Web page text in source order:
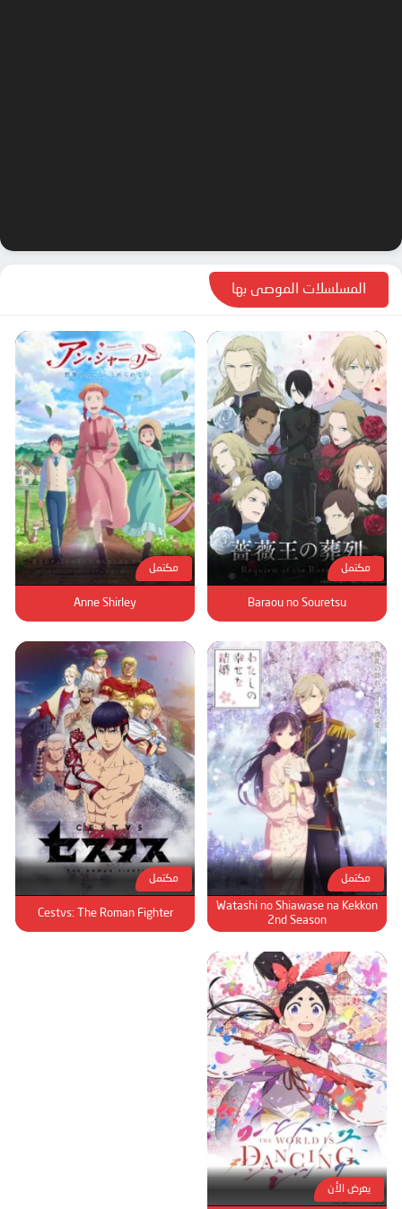
المسلسلات الموصى بها
مكتمل
Baraou no Souretsu
مكتمل
Anne Shirley
مكتمل
Watashi no Shiawase na Kekkon
2nd Season
مكتمل
Cestvs: The Roman Fighter
يعرض الأن